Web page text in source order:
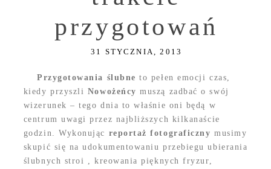
przygotowań
31 STYCZNIA, 2013
Przygotowania ślubne to pełen emocji czas,
kiedy przyszli Nowożeńcy muszą zadbać o swój
wizerunek – tego dnia to właśnie oni będą w
centrum uwagi przez najbliższych kilkanaście
godzin. Wykonując reportaż fotograficzny musimy
skupić się na udokumentowaniu przebiegu ubierania
ślubnych stroi , kreowania pięknych fryzur,